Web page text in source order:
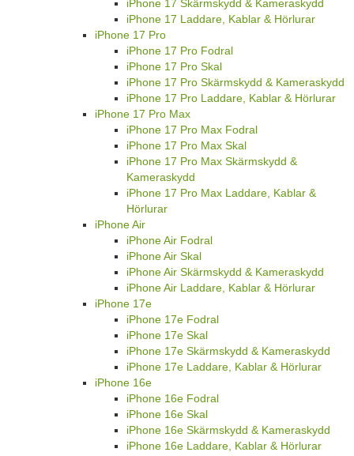
iPhone 17 Skärmskydd & Kameraskydd
iPhone 17 Laddare, Kablar & Hörlurar
iPhone 17 Pro
iPhone 17 Pro Fodral
iPhone 17 Pro Skal
iPhone 17 Pro Skärmskydd & Kameraskydd
iPhone 17 Pro Laddare, Kablar & Hörlurar
iPhone 17 Pro Max
iPhone 17 Pro Max Fodral
iPhone 17 Pro Max Skal
iPhone 17 Pro Max Skärmskydd &
Kameraskydd
iPhone 17 Pro Max Laddare, Kablar &
Hörlurar
iPhone Air
iPhone Air Fodral
iPhone Air Skal
iPhone Air Skärmskydd & Kameraskydd
iPhone Air Laddare, Kablar & Hörlurar
iPhone 17e
iPhone 17e Fodral
iPhone 17e Skal
iPhone 17e Skärmskydd & Kameraskydd
iPhone 17e Laddare, Kablar & Hörlurar
iPhone 16e
iPhone 16e Fodral
iPhone 16e Skal
iPhone 16e Skärmskydd & Kameraskydd
iPhone 16e Laddare, Kablar & Hörlurar